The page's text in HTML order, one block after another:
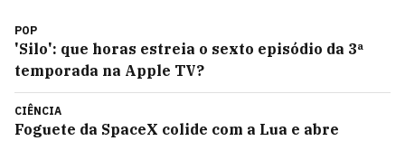
POP
'Silo': que horas estreia o sexto episódio da 3ª
temporada na Apple TV?
CIÊNCIA
Foguete da SpaceX colide com a Lua e abre